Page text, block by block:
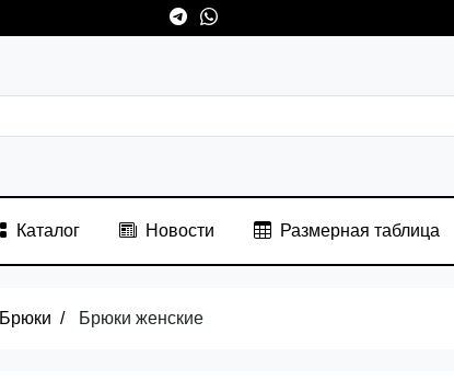
Каталог Новости Размерная таблица
Брюки Брюки женские